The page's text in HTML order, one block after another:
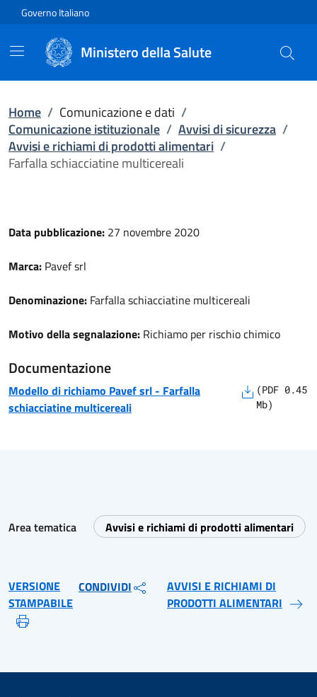
Vai direttamente al contenuto
Governo Italiano
Ministero della Salute
Home / Comunicazione e dati /
Comunicazione istituzionale / Avvisi di sicurezza /
Avvisi e richiami di prodotti alimentari /
Farfalla schiacciatine multicereali
Data pubblicazione: 27 novembre 2020
Marca: Pavef srl
Denominazione: Farfalla schiacciatine multicereali
Motivo della segnalazione: Richiamo per rischio chimico
Documentazione
Modello di richiamo Pavef srl- Farfalla
schiacciatine multicereali
(PDF 0.45
Mb)
Area tematica Avvisi e richiami di prodotti alimentari
VERSIONE
STAMPABILE
CONDIVIDI
AVVISI E RICHIAMI DI
PRODOTTI ALIMENTARI